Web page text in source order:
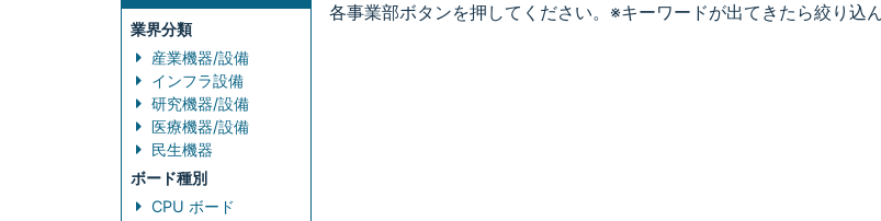
業界分類
産業機器/設備
インフラ設備
研究機器/設備
医療機器/設備
民生機器
ボード種別
CPU ボード
各事業部ボタンを押してください。※キーワードが出てきたら絞り込